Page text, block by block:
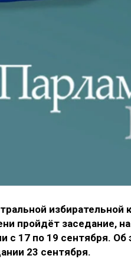
избирательной
пройдёт заседание,
с 17 по 19 сентября.
23 сентября.